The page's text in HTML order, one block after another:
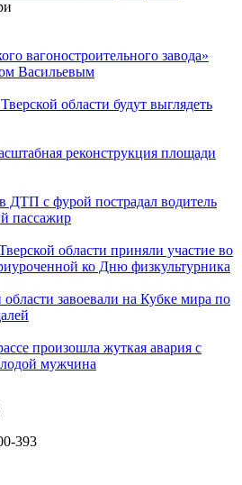
вагоностроительного завода»
Васильевым
области будут выглядеть
реконструкция площади
с фурой пострадал водитель
пассажир
области приняли участие во
ко Дню физкультурника
завоевали на Кубке мира по
произошла жуткая авария с
мужчина
393